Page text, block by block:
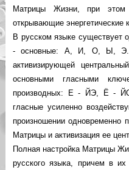
Матрицы Жизни, при этом
открывающие энергетические
В русском языке существует
- основные: А, И, О, Ы, Э.
активизирующей
основными гласными
производных: Е - ЙЭ, Ё -
гласные усиленно
произношении одновременно
Матрицы и активизация ее
Полная настройка Матрицы
русского языка, причем в их